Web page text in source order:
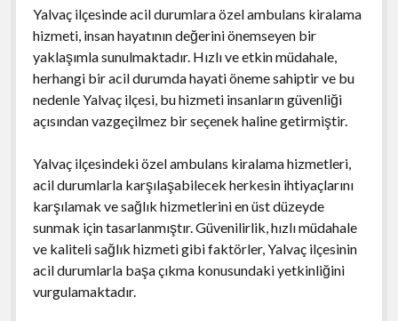
Yalvaç ilçesinde acil durumlara özel ambulans kiralama
hizmeti, insan hayatının değerini önemseyen bir
yaklaşımla sunulmaktadır. Hızlı ve etkin müdahale,
herhangi bir acil durumda hayati öneme sahiptir ve bu
nedenle Yalvaç ilçesi, bu hizmeti insanların güvenliği
açısından vazgeçilmez bir seçenek haline getirmiştir.
Yalvaç ilçesindeki özel ambulans kiralama hizmetleri,
acil durumlarla karşılaşabilecek herkesin ihtiyaçlarını
karşılamak ve sağlık hizmetlerini en üst düzeyde
sunmak için tasarlanmıştır. Güvenilirlik, hızlı müdahale
ve kaliteli sağlık hizmeti gibi faktörler, Yalvaç ilçesinin
acil durumlarla başa çıkma konusundaki yetkinliğini
vurgulamaktadır.